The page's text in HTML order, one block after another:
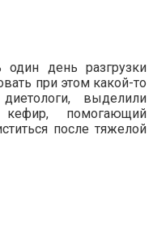
один день разгрузки
при этом какой-то
выделили
помогающий
после тяжелой